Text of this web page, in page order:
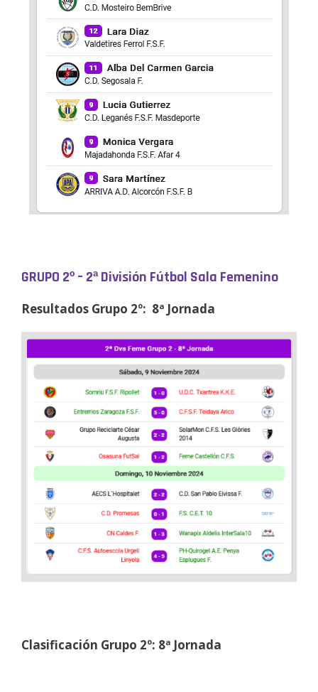
GRUPO 2º – 2ª División Fútbol Sala Femenino
Resultados Grupo 2º: 8ª Jornada
Clasificación Grupo 2º: 8ª Jornada